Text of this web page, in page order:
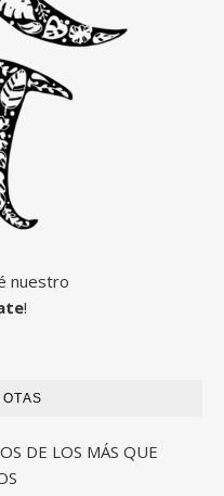
nuestro
!
DE LOS MÁS QUE